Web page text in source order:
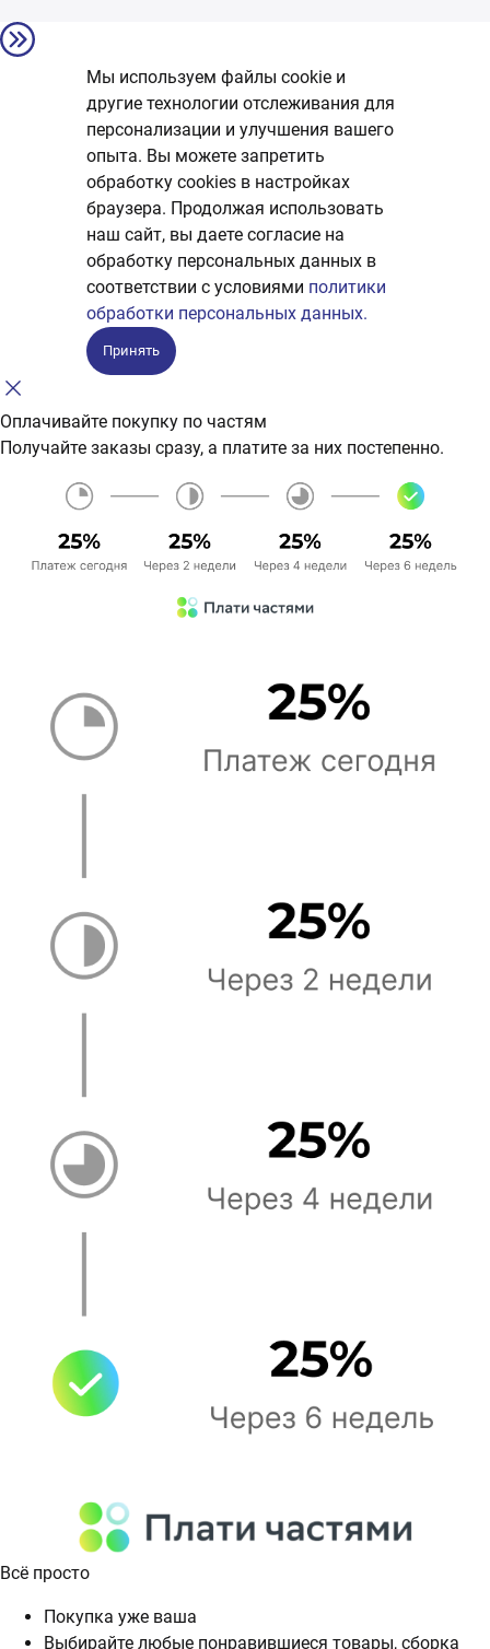
Мы используем файлы cookie и
другие технологии отслеживания для
персонализации и улучшения вашего
опыта. Вы можете запретить
обработку сookies в настройках
браузера. Продолжая использовать
наш сайт, вы даете согласие на
обработку персональных данных в
соответствии с условиями политики
обработки персональных данных.
Принять
Оплачивайте покупку по частям
Получайте заказы сразу, а платите за них постепенно.
Всё просто
Покупка уже ваша
Выбирайте любые понравившиеся товары, сборка